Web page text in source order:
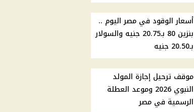
أسعار الوقود في مصر اليوم ..
بنزين 80 بـ20.75 جنيه والسولار
بـ20.50 جنيه
موقف ترحيل إجازة المولد
النبوي 2026 وموعد العطلة
الرسمية في مصر